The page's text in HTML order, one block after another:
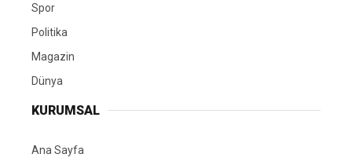
Spor
Politika
Magazin
Dünya
KURUMSAL
Ana Sayfa